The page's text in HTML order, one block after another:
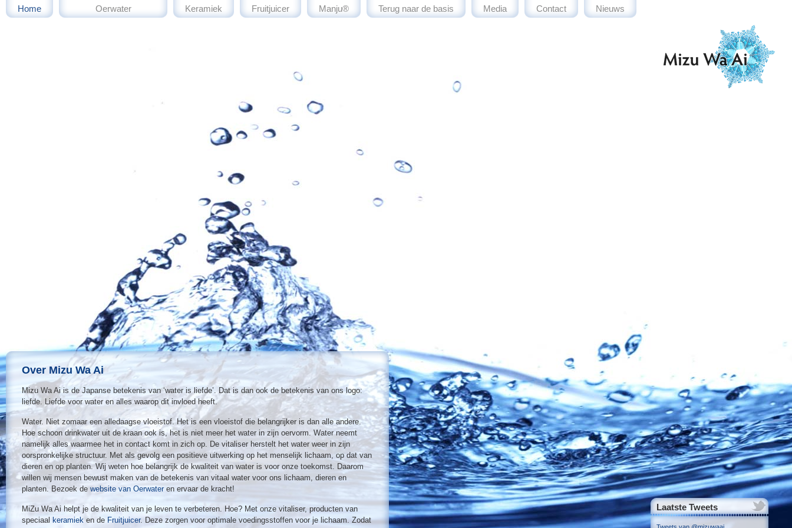
Home Oerwater Keramiek Fruitjuicer Manju® Terug naar de basis Media Contact Nieuws
Over Mizu Wa Ai
Mizu Wa Ai is de Japanse betekenis van ‘water is liefde’. Dat is dan ook de betekenis van ons logo:
liefde. Liefde voor water en alles waarop dit invloed heeft.
Water. Niet zomaar een alledaagse vloeistof. Het is een vloeistof die belangrijker is dan alle andere.
Hoe schoon drinkwater uit de kraan ook is, het is niet meer het water in zijn oervorm. Water neemt
namelijk alles waarmee het in contact komt in zich op. De vitaliser herstelt het water weer in zijn
oorspronkelijke structuur. Met als gevolg een positieve uitwerking op het menselijk lichaam, op dat van
dieren en op planten. Wij weten hoe belangrijk de kwaliteit van water is voor onze toekomst. Daarom
willen wij mensen bewust maken van de betekenis van vitaal water voor ons lichaam, dieren en
planten. Bezoek de website van Oerwateren ervaar de kracht!
MiZu Wa Ai helpt je de kwaliteit van je leven te verbeteren. Hoe? Met onze vitaliser, producten van
speciaal keramiek en de Fruitjuicer. Deze zorgen voor optimale voedingsstoffen voor je lichaam. Zodat
Laatste Tweets